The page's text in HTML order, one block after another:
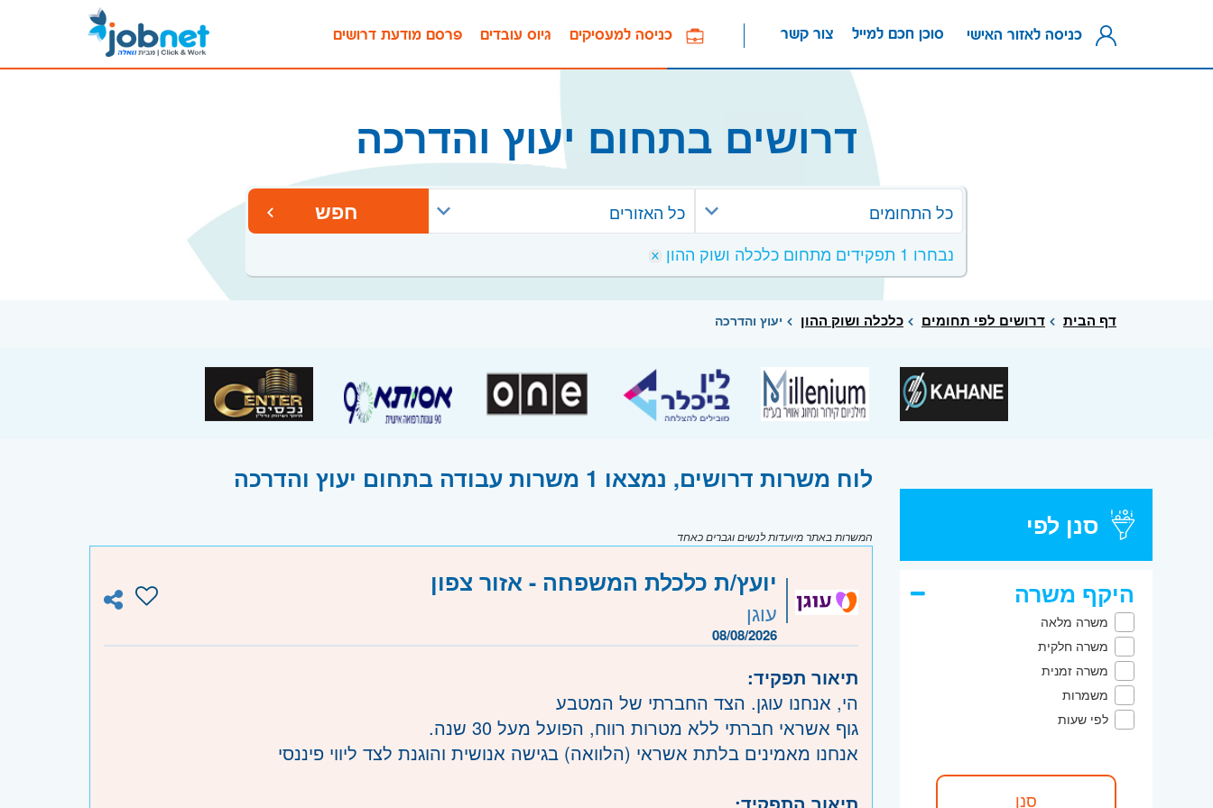
פרסם מודעת דרושים גיוס עובדים כניסה למעסיקים צור קשר סוכן חכם למייל כניסה לאזור האישי
דרושים בתחום יעוץ והדרכה
כל התחומים
כל האזורים
נבחרו 1 תפקידים מתחום כלכלה ושוק ההון
חפש
דף הבית דרושים לפי תחומים כלכלה ושוק ההון יעוץ והדרכה
סנן לפי
היקף משרה
משרה מלאה
משרה חלקית
משרה זמנית
משמרות
לפי שעות
לוח משרות דרושים, נמצאו 1 משרות עבודה בתחום יעוץ והדרכה
המשרות באתר מיועדות לנשים וגברים כאחד
יועץ/ת כלכלת המשפחה - אזור צפון
עוגן
08/08/2026
תיאור תפקיד:
הי, אנחנו עוגן. הצד החברתי של המטבע
גוף אשראי חברתי ללא מטרות רווח, הפועל מעל 30 שנה.
אנחנו מאמינים בלתת אשראי (הלוואה) בגישה אנושית והוגנת לצד ליווי פיננסי
תיאור התפקיד: